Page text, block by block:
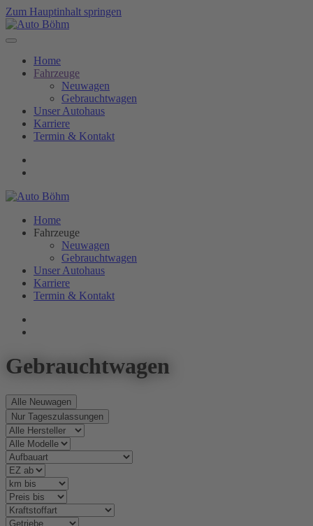
Zum Hauptinhalt springen
Home
Fahrzeuge
Neuwagen
Gebrauchtwagen
Unser Autohaus
Karriere
Termin & Kontakt
Home
Fahrzeuge
Neuwagen
Gebrauchtwagen
Unser Autohaus
Karriere
Termin & Kontakt
Gebrauchtwagen
Alle Neuwagen
Nur Tageszulassungen